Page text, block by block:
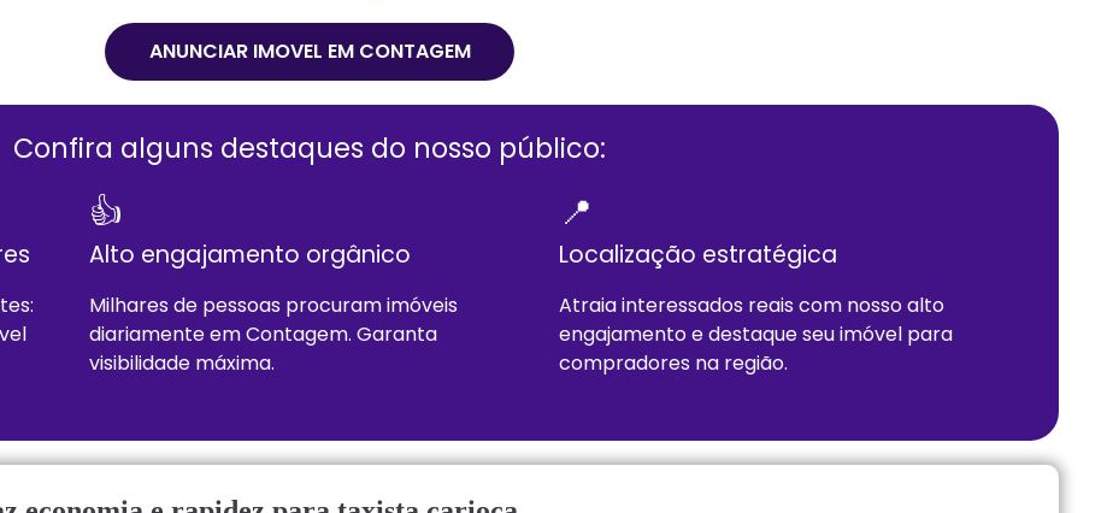
ANUNCIAR IMOVEL EM CONTAGEM
Confira alguns destaques do nosso público:
👍
Alto engajamento orgânico
Milhares de pessoas procuram imóveis
diariamente emContagem. Garanta
visibilidade máxima.
📍
Localização estratégica
Atraia interessados reais com nosso alto
engajamento e destaque seu imóvel para
compradores na região.